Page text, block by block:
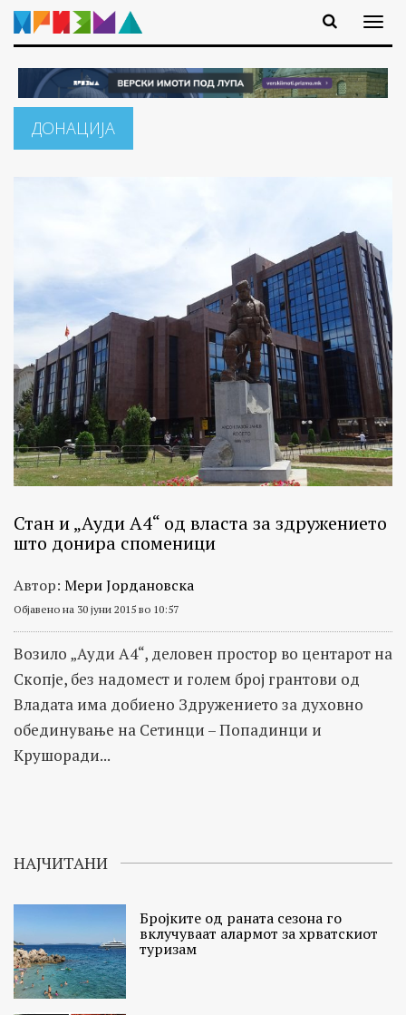
ДОНАЦИЈА
Стан и „Ауди А4“ од власта за здружението
што донира споменици
Автор: Мери Јордановска
Објавено на 30 јуни 2015 во 10:57
Возило „Ауди А4“, деловен простор во центарот на
Скопје, без надомест и голем број грантови од
Владата има добиено Здружението за духовно
обединување на Сетинци – Попадинци и
Крушоради...
НАЈЧИТАНИ
Бројките од раната сезона го
вклучуваат алармот за хрватскиот
туризам